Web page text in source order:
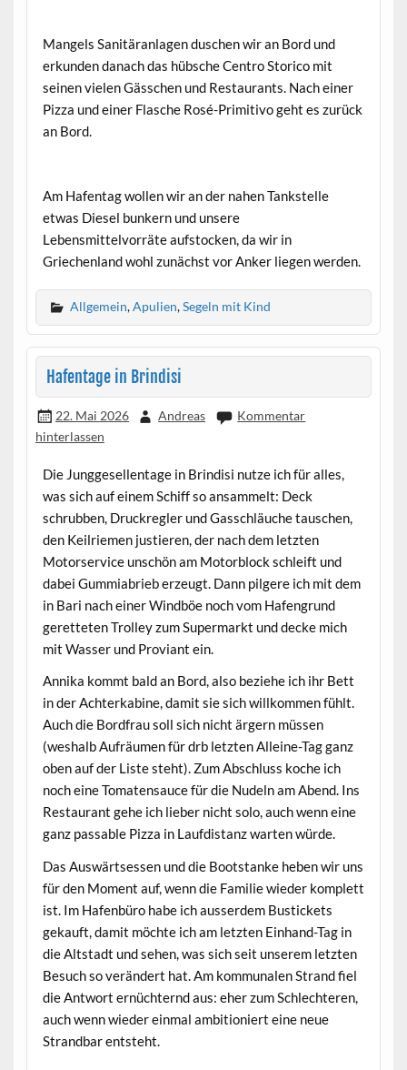
Mangels Sanitäranlagen duschen wir an Bord und
erkunden danach das hübsche Centro Storico mit
seinen vielen Gässchen und Restaurants. Nach einer
Pizza und einer Flasche Rosé-Primitivo geht es zurück
an Bord.
Am Hafentag wollen wir an der nahen Tankstelle
etwas Diesel bunkern und unsere
Lebensmittelvorräte aufstocken, da wir in
Griechenland wohl zunächst vor Anker liegen werden.
Allgemein,Apulien,Segeln mit Kind
Hafentage in Brindisi
22. Mai 2026 Andreas
Kommentar
hinterlassen
Die Junggesellentage in Brindisi nutze ich für alles,
was sich auf einem Schiff so ansammelt: Deck
schrubben, Druckregler und Gasschläuche tauschen,
den Keilriemen justieren, der nach dem letzten
Motorservice unschön am Motorblock schleift und
dabei Gummiabrieb erzeugt. Dann pilgere ich mit dem
in Bari nach einer Windböe noch vom Hafengrund
geretteten Trolley zum Supermarkt und decke mich
mit Wasser und Proviant ein.
Annika kommt bald an Bord, also beziehe ich ihr Bett
in der Achterkabine, damit sie sich willkommen fühlt.
Auch die Bordfrau soll sich nicht ärgern müssen
(weshalb Aufräumen für drb letzten Alleine-Tag ganz
oben auf der Liste steht). Zum Abschluss koche ich
noch eine Tomatensauce für die Nudeln am Abend. Ins
Restaurant gehe ich lieber nicht solo, auch wenn eine
ganz passable Pizza in Laufdistanz warten würde.
Das Auswärtsessen und die Bootstanke heben wir uns
für den Moment auf, wenn die Familie wieder komplett
ist. Im Hafenbüro habe ich ausserdem Bustickets
gekauft, damit möchte ich am letzten Einhand-Tag in
die Altstadt und sehen, was sich seit unserem letzten
Besuch so verändert hat. Am kommunalen Strand fiel
die Antwort ernüchternd aus: eher zum Schlechteren,
auch wenn wieder einmal ambitioniert eine neue
Strandbar entsteht.